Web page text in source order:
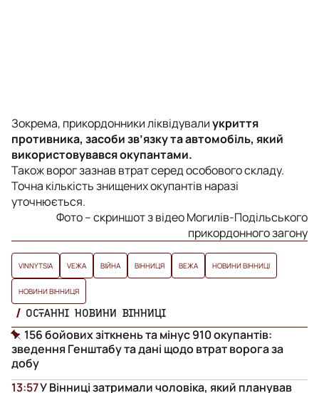
Зокрема, прикордонники ліквідувалиукриття
противника, засоби зв’язку та автомобіль, який
використовувався окупантами.
Також ворог зазнав втрат серед особового складу.
Точна кількість знищених окупантів наразі
уточнюється.
Фото – скриншот з відео Могилів-Подільського
прикордонного загону
VINNYTSIA VЕЖА ВІЙНА ВІННИЦЯ ВЕЖА НОВИНИ ВІННИЦІ
НОВИНИ ВІННИЦЯ
ОСТАННІ НОВИНИ ВІННИЦІ
156 бойових зіткнень та мінус 910 окупантів:
зведення Генштабу та дані щодо втрат ворога за
добу
У Вінниці затримали чоловіка, який планував
13:57